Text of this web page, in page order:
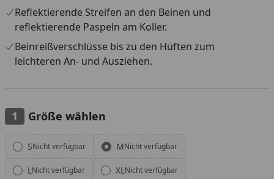
Reflektierende Streifen an den Beinen und
reflektierende Paspeln am Koller.
Beinreißverschlüsse bis zu den Hüften zum
leichteren An- und Ausziehen.
Größe wählen
Alle anzeigen (6)
SNicht verfügbar MNicht verfügbar
LNicht verfügbar XLNicht verfügbar